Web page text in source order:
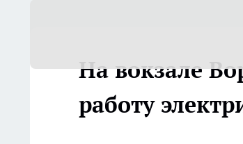
На вокзале
работу